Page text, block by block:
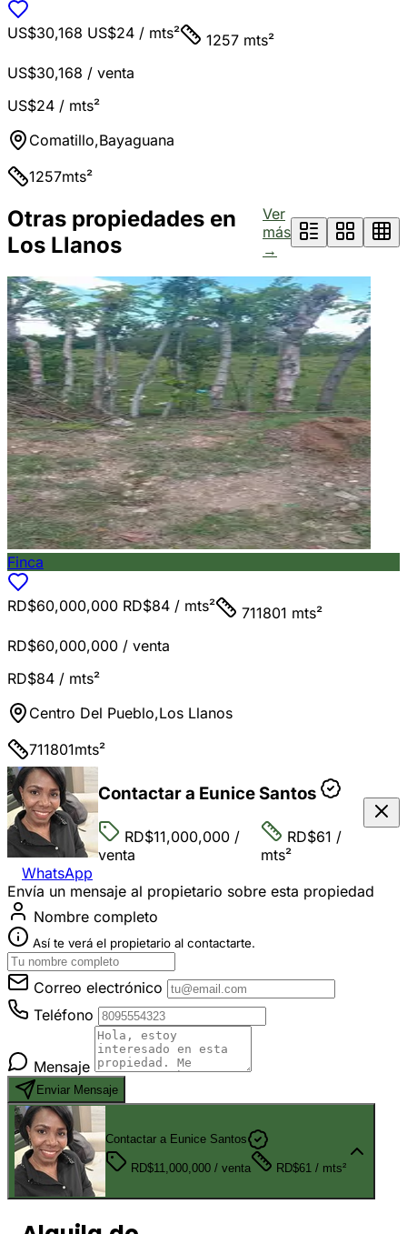
US$30,168 US$24 / mts²
1257 mts²
US$30,168 / venta
US$24 / mts²
Comatillo,Bayaguana
1257mts²
Otras propiedades en
Los Llanos
Ver
más
→
Finca
RD$60,000,000 RD$84 / mts²
711801 mts²
RD$60,000,000 / venta
RD$84 / mts²
Centro Del Pueblo,Los Llanos
711801mts²
Contactar a Eunice Santos
RD$11,000,000 /
venta
RD$61 /
mts²
WhatsApp
Envía un mensaje al propietario sobre esta propiedad
Nombre completo
Así te verá el propietario al contactarte.
Correo electrónico
Teléfono
Mensaje
Enviar Mensaje
Contactar a Eunice Santos
RD$11,000,000 / venta RD$61 / mts²